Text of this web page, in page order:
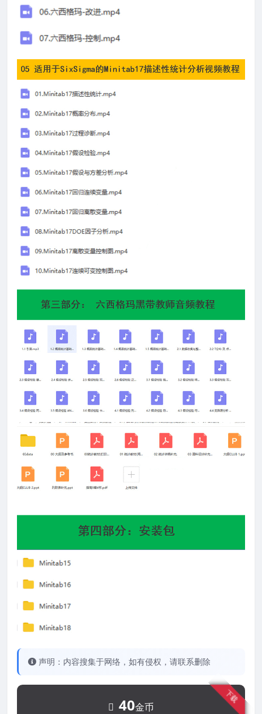
声明：内容搜集于网络，如有侵权，请联系删除
下载
40金币